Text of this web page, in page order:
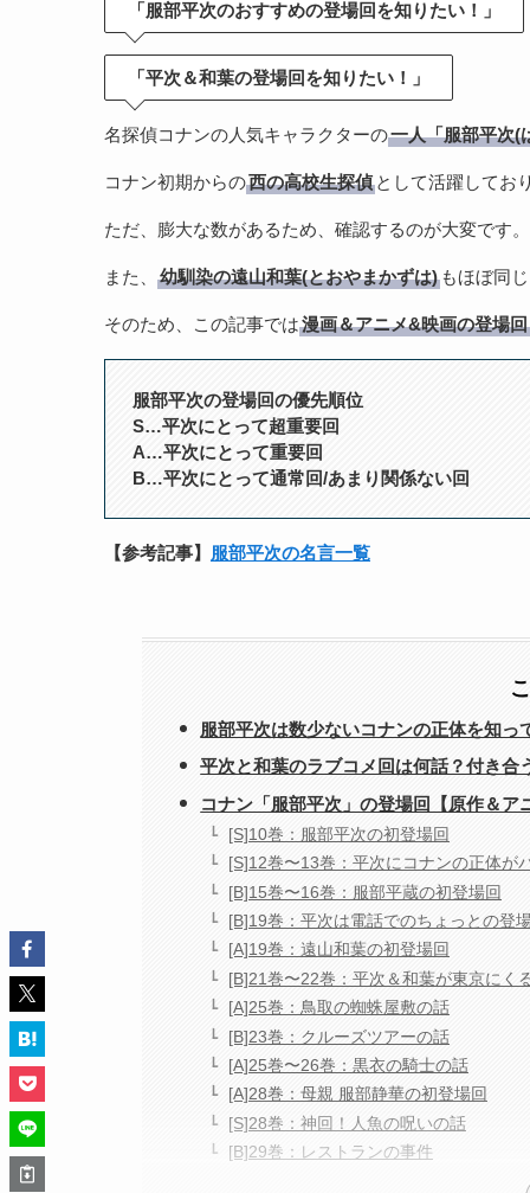
「服部平次のおすすめの登場回を知りたい！」
「平次＆和葉の登場回を知りたい！」
名探偵コナンの人気キャラクターの一人「服部平次(
コナン初期からの西の高校生探偵 として活躍してお
ただ、膨大な数があるため、確認するのが大変です。
また、 幼馴染の遠山和葉(とおやまかずは) もほぼ同
そのため、この記事では漫画＆アニメ&映画の登場回
服部平次の登場回の優先順位
S…平次にとって超重要回
A…平次にとって重要回
B…平次にとって通常回/あまり関係ない回
【参考記事】 服部平次の名言一覧
服部平次は数少ないコナンの正体を知っ
平次と和葉のラブコメ回は何話？付き合
コナン「服部平次」の登場回【原作＆ア
[S]10巻：服部平次の初登場回
[S]12巻〜13巻：平次にコナンの正体が
[B]15巻〜16巻：服部平蔵の初登場回
[B]19巻：平次は電話でのちょっとの登
[A]19巻：遠山和葉の初登場回
[B]21巻〜22巻：平次＆和葉が東京にく
[A]25巻：鳥取の蜘蛛屋敷の話
[B]23巻：クルーズツアーの話
[A]25巻〜26巻：黒衣の騎士の話
[A]28巻：母親 服部静華の初登場回
[S]28巻：神回！人魚の呪いの話
[B]29巻：レストランの事件